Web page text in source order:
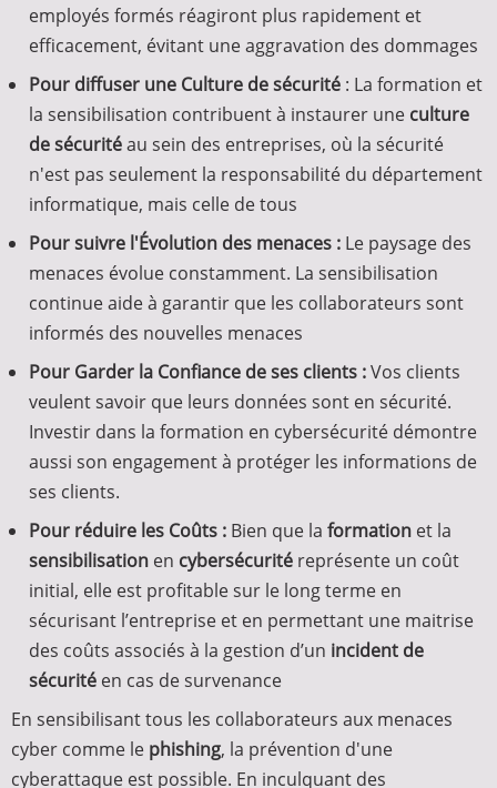
employés formés réagiront plus rapidement et
efficacement, évitant une aggravation des dommages
Pour diffuser une Culture de sécurité : La formation et
la sensibilisation contribuent à instaurer une culture
de sécuritéau sein des entreprises, où la sécurité
n'est pas seulement la responsabilité du département
informatique, mais celle de tous
Pour suivre l'Évolution des menaces : Le paysage des
menaces évolue constamment. La sensibilisation
continue aide à garantir que les collaborateurs sont
informés des nouvelles menaces
Pour Garder la Confiance de ses clients :Vos clients
veulent savoir que leurs données sont en sécurité.
Investir dans la formation en cybersécurité démontre
aussi son engagement à protéger les informations de
ses clients.
Pour réduire les Coûts : Bien que la formation et la
sensibilisation en cybersécurité représente un coût
initial, elle est profitable sur le long terme en
sécurisant l’entreprise et en permettant une maitrise
des coûts associés à la gestion d’un incident de
sécurité en cas de survenance
En sensibilisant tous les collaborateurs aux menaces
cyber comme le phishing, la prévention d'une
cyberattaque est possible. En inculquant des